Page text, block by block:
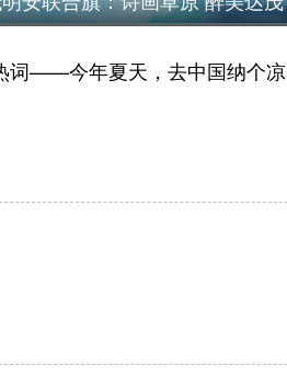
词——今年夏天，去中国纳个凉